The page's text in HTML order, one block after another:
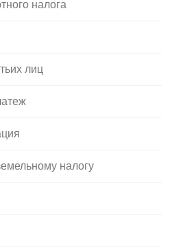
налога
лиц
налогу